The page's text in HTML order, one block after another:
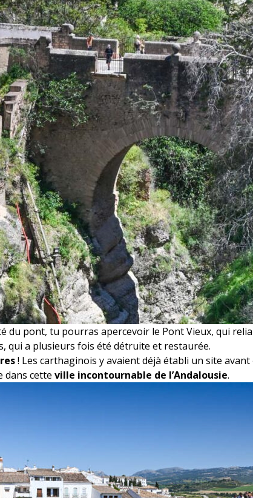
du pont, tu pourras apercevoir le Pont Vieux, qui
qui a plusieurs fois été détruite et restaurée.
! Les carthaginois y avaient déjà établi un site
dans cette ville incontournable de l’Andalousie.